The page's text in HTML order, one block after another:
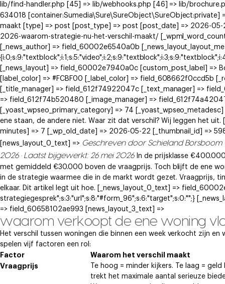
lib/find-handler.php [45] => lib/webhooks.php [46] => lib/
634018 [container:Sumedia\Sure\SureObject\SureObject:private]
maakt [type] => post [post_type] => post [post_date] => 2026-
2026-waarom-strategie-nu-het-verschil-maakt/
[_news_author] => field_60002e6540a0b
[_news_layout] => field_60002e7940a0c [custom_post_label] =>
[label_color] => #FCBF00 [_label_color] => field_608662f0ccd5b
[_title_manager] => field_612f74922047c [_text_manager] =>
=> field_612f74b520480 [_image_manager] =>
[_yoast_wpseo_primary_category] => 74
ene staan, de andere niet. Waar zit dat verschil? Wij leggen het
minutes] => 7 [_wp_old_date] => 2026-05-22 [_thumbnail_id] =>
[news_layout_0_text] => Geschreven door Schieland
2026 · Laatst bijgewerkt: 26 mei 2026In de prijsklasse
met gemiddeld €30.000 boven de vraagprijs. Toch blijft de ene
in de strategie waarmee die in de markt wordt gezet. Vraagprijs,
elkaar. Dit artikel legt uit hoe. [_news_layout_0_text] =>
strategiegesprek";s:3:"url";s:8:"#form_96";s:6:"target";s:0:"";}
=> field_60658102ae993 [news_layout_3_text] =>
waarom verkoopt de ene woning
Het verschil tussen woningen die binnen een week verkocht zijn
spelen vijf factoren een rol:
Factor
Waarom het verschil maakt
Vraagprijs
Te hoog = minder kijkers. Te laag =
trekt het maximale aantal serieuze